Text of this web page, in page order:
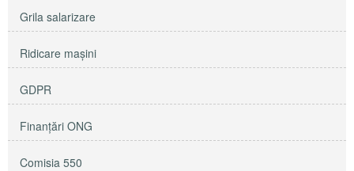
Grila salarizare
Ridicare maşini
GDPR
Finanțări ONG
Comisia 550